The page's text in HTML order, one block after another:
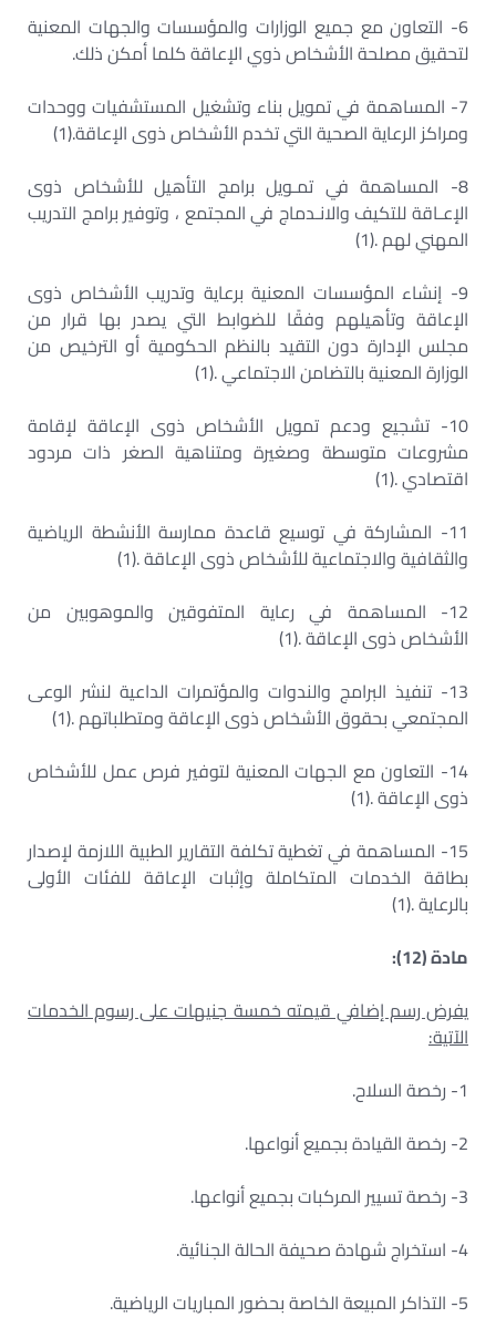
6- التعاون مع جميع الوزارات والمؤسسات والجهات المعنية
لتحقيق مصلحة الأشخاص ذوي الإعاقة كلما أمكن ذلك.
7- المساهمة في تمويل بناء وتشغيل المستشفيات ووحدات
ومراكز الرعاية الصحية التي تخدم الأشخاص ذوى الإعاقة.(1)
8- المساهمة في تمـويل برامج التأهيل للأشخاص ذوى
الإعـاقة للتكيف والانـدماج في المجتمع ، وتوفير برامج التدريب
المهني لهم .(1)
9- إنشاء المؤسسات المعنية برعاية وتدريب الأشخاص ذوى
الإعاقة وتأهيلهم وفقًا للضوابط التي يصدر بها قرار من
مجلس الإدارة دون التقيد بالنظم الحكومية أو الترخيص من
الوزارة المعنية بالتضامن الاجتماعي .(1)
10- تشجيع ودعم تمويل الأشخاص ذوى الإعاقة لإقامة
مشروعات متوسطة وصغيرة ومتناهية الصغر ذات مردود
اقتصادي .(1)
11- المشاركة في توسيع قاعدة ممارسة الأنشطة الرياضية
والثقافية والاجتماعية للأشخاص ذوى الإعاقة .(1)
12- المساهمة في رعاية المتفوقين والموهوبين من
الأشخاص ذوى الإعاقة .(1)
13- تنفيذ البرامج والندوات والمؤتمرات الداعية لنشر الوعى
المجتمعي بحقوق الأشخاص ذوى الإعاقة ومتطلباتهم .(1)
14- التعاون مع الجهات المعنية لتوفير فرص عمل للأشخاص
ذوى الإعاقة .(1)
15- المساهمة في تغطية تكلفة التقارير الطبية اللازمة لإصدار
بطاقة الخدمات المتكاملة وإثبات الإعاقة للفئات الأولى
بالرعاية .(1)
مادة (12):
يفرض رسم إضافي قيمته خمسة جنيهات على رسوم الخدمات
الآتية:
1- رخصة السلاح.
2- رخصة القيادة بجميع أنواعها.
3- رخصة تسيير المركبات بجميع أنواعها.
4- استخراج شهادة صحيفة الحالة الجنائية.
5- التذاكر المبيعة الخاصة بحضور المباريات الرياضية.